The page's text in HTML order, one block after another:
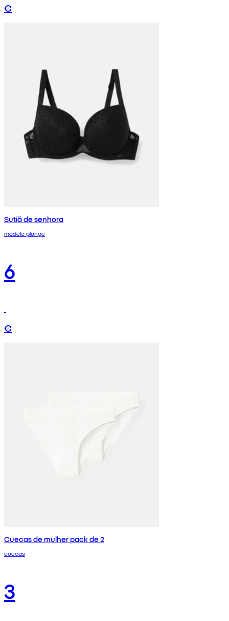
€
Sutiã de senhora
modelo plunge
6
€
Cuecas de mulher pack de 2
cuecas
3